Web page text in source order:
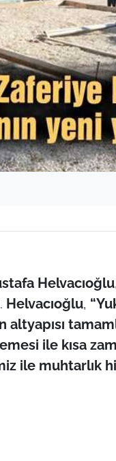
Helvacıoğlu
Helvacıoğlu,
altyapısı
ile kısa
ile muhtarlık